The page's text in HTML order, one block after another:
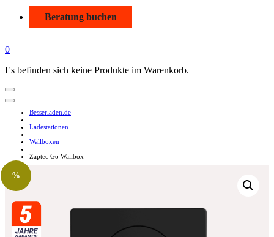
Beratung buchen
0
Es befinden sich keine Produkte im Warenkorb.
Besserladen.de
Ladestationen
Wallboxen
Zaptec Go Wallbox
%